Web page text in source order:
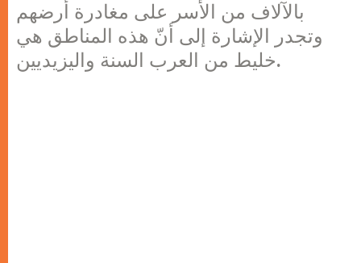
بالآلاف من الأسر على مغادرة أرضهم
وتجدر الإشارة إلى أنّ هذه المناطق هي
خليط من العرب السنة واليزيديين.